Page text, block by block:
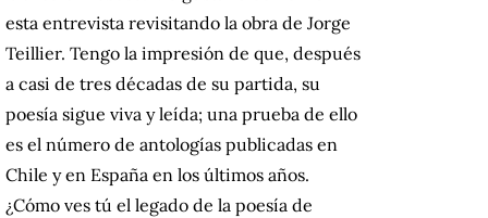
esta entrevista revisitando la obra de Jorge
Teillier. Tengo la impresión de que, después
a casi de tres décadas de su partida, su
poesía sigue viva y leída; una prueba de ello
es el número de antologías publicadas en
Chile y en España en los últimos años.
¿Cómo ves tú el legado de la poesía de